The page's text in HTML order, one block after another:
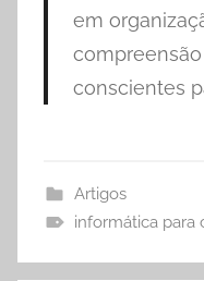
em
conscientes
Artigos
informática para